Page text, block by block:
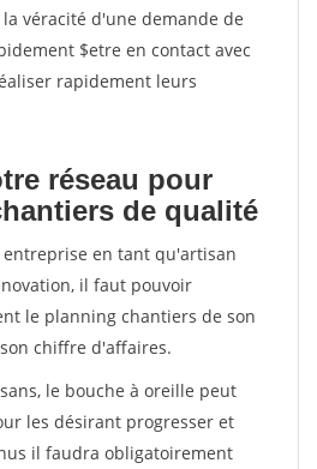
véracité d'une demande de
$etre en contact avec
rapidement leurs
réseau pour
de qualité
en tant qu'artisan
il faut pouvoir
le planning chantiers de son
chiffre d'affaires.
le bouche à oreille peut
les désirant progresser et
il faudra obligatoirement